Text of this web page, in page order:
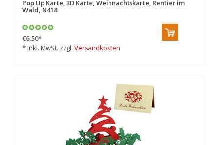
Pop Up Karte, 3D Karte, Weihnachtskarte, Rentier im
Wald, N418
€6,50*
* Inkl. MwSt. zzgl. Versandkosten